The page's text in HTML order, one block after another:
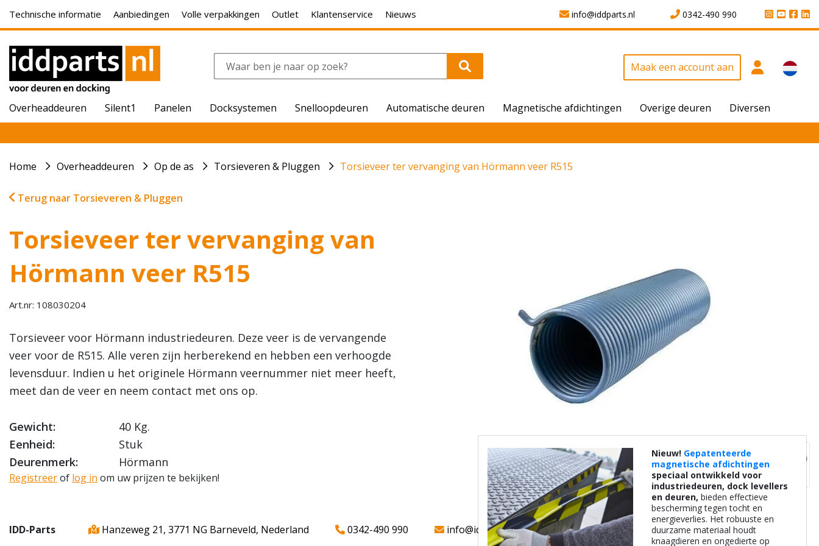
info@iddparts.nl 0342-490 990
Technische informatie Aanbiedingen Volle verpakkingen Outlet Klantenservice Nieuws
Maak een account aan
Overheaddeuren Silent1 Panelen Docksystemen Snelloopdeuren Automatische deuren Magnetische afdichtingen Overige deuren Diversen
Home Overheaddeuren Op de as Torsieveren & Pluggen Torsieveer ter vervanging van Hörmann veer R515
Terug naar Torsieveren & Pluggen
Torsieveer ter vervanging van
Hörmann veer R515
Art.nr: 108030204
Torsieveer voor Hörmann industriedeuren. Deze veer is de vervangende
veer voor de R515. Alle veren zijn herberekend en hebben een verhoogde
levensduur. Indien u het originele Hörmann veernummer niet meer heeft,
meet dan de veer en neem contact met ons op.
Gewicht:
40 Kg.
Eenheid:
Stuk
Deurenmerk:
Hörmann
Registreerof log in om uw prijzen te bekijken!
IDD-Parts Hanzeweg 21, 3771 NG Barneveld, Nederland 0342-490 990 info@iddparts.nl
Nieuw! Gepatenteerde
magnetische afdichtingen
speciaal ontwikkeld voor
industriedeuren, dock levellers
en deuren, bieden effectieve
bescherming tegen tocht en
energieverlies. Het robuuste en
duurzame materiaal houdt
knaagdieren en ongedierte op